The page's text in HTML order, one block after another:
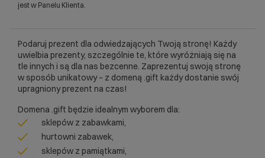
jest w Panelu Klienta.
Podaruj prezent dla odwiedzających Twoją stronę! Każdy
uwielbia prezenty, szczególnie te, które wyróżniają się na
tle innych i są dla nas bezcenne. Zaprezentuj swoją stronę
w sposób unikatowy – z domeną .gift każdy dostanie swój
upragniony prezent na czas!
Domena .gift będzie idealnym wyborem dla:
sklepów z zabawkami,
hurtowni zabawek,
sklepów z pamiątkami,